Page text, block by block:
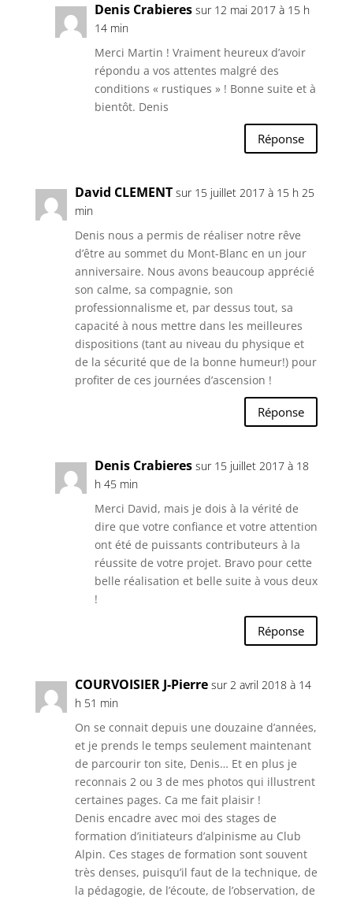
Denis Crabieres sur 12 mai 2017 à 15 h
14 min
Merci Martin ! Vraiment heureux d’avoir
répondu a vos attentes malgré des
conditions « rustiques » ! Bonne suite et à
bientôt. Denis
Réponse
David CLEMENT sur 15 juillet 2017 à 15 h 25
min
Denis nous a permis de réaliser notre rêve
d’être au sommet du Mont-Blanc en un jour
anniversaire. Nous avons beaucoup apprécié
son calme, sa compagnie, son
professionnalisme et, par dessus tout, sa
capacité à nous mettre dans les meilleures
dispositions (tant au niveau du physique et
de la sécurité que de la bonne humeur!) pour
profiter de ces journées d’ascension !
Réponse
Denis Crabieres sur 15 juillet 2017 à 18
h 45 min
Merci David, mais je dois à la vérité de
dire que votre confiance et votre attention
ont été de puissants contributeurs à la
réussite de votre projet. Bravo pour cette
belle réalisation et belle suite à vous deux
!
Réponse
COURVOISIER J-Pierre sur 2 avril 2018 à 14
h 51 min
On se connait depuis une douzaine d’années,
et je prends le temps seulement maintenant
de parcourir ton site, Denis… Et en plus je
reconnais 2 ou 3 de mes photos qui illustrent
certaines pages. Ca me fait plaisir !
Denis encadre avec moi des stages de
formation d’initiateurs d’alpinisme au Club
Alpin. Ces stages de formation sont souvent
très denses, puisqu’il faut de la technique, de
la pédagogie, de l’écoute, de l’observation, de